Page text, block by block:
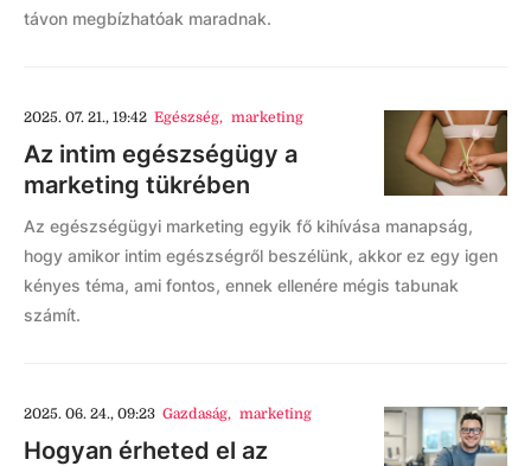
távon megbízhatóak maradnak.
2025. 07. 21., 19:42 Egészség, marketing
Az intim egészségügy a
marketing tükrében
Az egészségügyi marketing egyik fő kihívása manapság,
hogy amikor intim egészségről beszélünk, akkor ez egy igen
kényes téma, ami fontos, ennek ellenére mégis tabunak
számít.
2025. 06. 24., 09:23 Gazdaság, marketing
Hogyan érheted el az